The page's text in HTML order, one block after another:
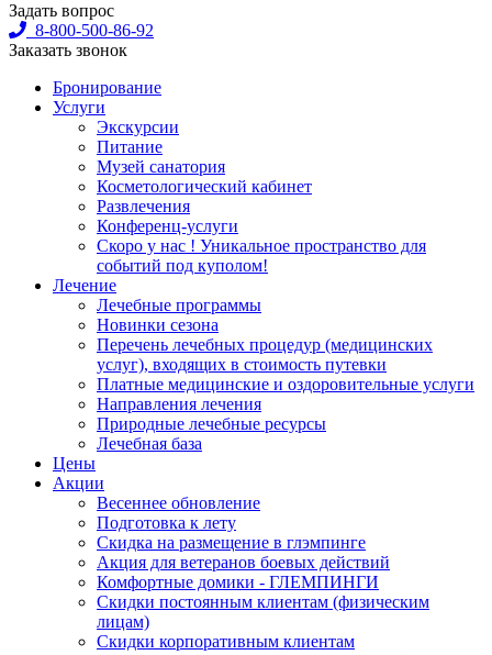
Задать вопрос
8-800-500-86-92
Заказать звонок
Бронирование
Услуги
Экскурсии
Питание
Музей санатория
Косметологический кабинет
Развлечения
Конференц-услуги
Скоро у нас ! Уникальное пространство для
событий под куполом!
Лечение
Лечебные программы
Новинки сезона
Перечень лечебных процедур (медицинских
услуг), входящих в стоимость путевки
Платные медицинские и оздоровительные услуги
Направления лечения
Природные лечебные ресурсы
Лечебная база
Цены
Акции
Весеннее обновление
Подготовка к лету
Скидка на размещение в глэмпинге
Акция для ветеранов боевых действий
Комфортные домики - ГЛЕМПИНГИ
Скидки постоянным клиентам (физическим
лицам)
Скидки корпоративным клиентам